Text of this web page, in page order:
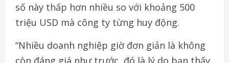
số này thấp hơn nhiều so với khoảng 500
triệu USD mà công ty từng huy động.
“Nhiều doanh nghiệp giờ đơn giản là không
còn đáng giá như trước, đó là lý do bạn thấy